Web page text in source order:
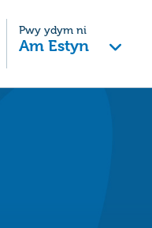
Pwy ydym ni
Am Estyn